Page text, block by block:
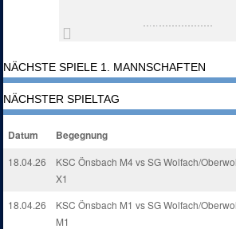
NÄCHSTE SPIELE 1. MANNSCHAFTEN
NÄCHSTER SPIELTAG
Datum Begegnung
18.04.26
KSC Önsbach M4 vs SG Wolfach/
X1
18.04.26
KSC Önsbach M1 vs SG Wolfach/
M1